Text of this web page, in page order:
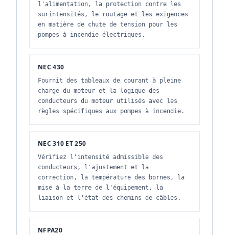
l'alimentation, la protection contre les
surintensités, le routage et les exigences
en matière de chute de tension pour les
pompes à incendie électriques.
NEC 430
Fournit des tableaux de courant à pleine
charge du moteur et la logique des
conducteurs du moteur utilisés avec les
règles spécifiques aux pompes à incendie.
NEC 310 ET 250
Vérifiez l'intensité admissible des
conducteurs, l'ajustement et la
correction, la température des bornes, la
mise à la terre de l'équipement, la
liaison et l'état des chemins de câbles.
NFPA20